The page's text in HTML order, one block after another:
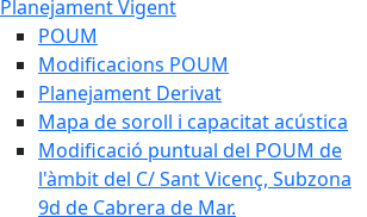
Planejament Vigent
POUM
Modificacions POUM
Planejament Derivat
Mapa de soroll i capacitat acústica
Modificació puntual del POUM de
l'àmbit del C/ Sant Vicenç, Subzona
9d de Cabrera de Mar.